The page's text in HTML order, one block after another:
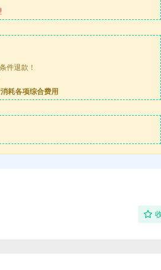
件退款！
耗各项综合费用